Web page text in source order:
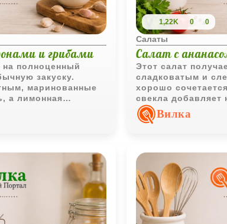
и грибами
полноценный
закуску.
маринованные
а лимонная
тяжелым.
1,22K 0 0
Салаты
Салат с
Этот салат
сладковатым и
хорошо
свекла добавляет
землистую
становится глубже.
Вилка